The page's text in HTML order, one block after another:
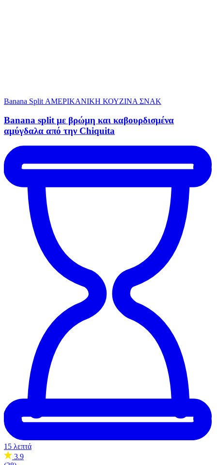
Banana Split ΑΜΕΡΙΚΑΝΙΚΗ ΚΟΥΖΙΝΑ ΣΝΑΚ
Banana split με βρώμη και καβουρδισμένα
αμύγδαλα από την Chiquita
15 λεπτά
3.9